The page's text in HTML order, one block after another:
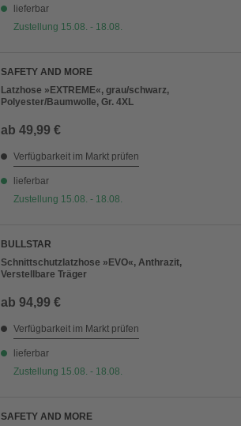
lieferbar
Zustellung 15.08. - 18.08.
SAFETY AND MORE
Latzhose »EXTREME«, grau/schwarz,
Polyester/Baumwolle, Gr. 4XL
ab 49,99 €
Verfügbarkeit im Markt prüfen
lieferbar
Zustellung 15.08. - 18.08.
BULLSTAR
Schnittschutzlatzhose »EVO«, Anthrazit,
Verstellbare Träger
ab 94,99 €
Verfügbarkeit im Markt prüfen
lieferbar
Zustellung 15.08. - 18.08.
SAFETY AND MORE